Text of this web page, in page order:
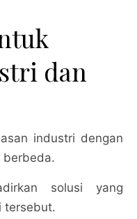
dan
industri dengan
berbeda.
solusi yang
tersebut.